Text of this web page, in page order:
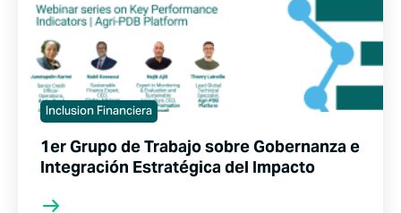
Inclusion Financiera
1er Grupo de Trabajo sobre Gobernanza e
Integración Estratégica del Impacto